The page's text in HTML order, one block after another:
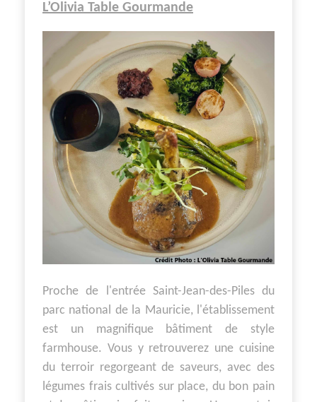
L’Olivia Table Gourmande
Proche de l'entrée Saint-Jean-des-Piles du
parc national de la Mauricie, l'établissement
est un magnifique bâtiment de style
farmhouse. Vous y retrouverez une cuisine
du terroir regorgeant de saveurs, avec des
légumes frais cultivés sur place, du bon pain